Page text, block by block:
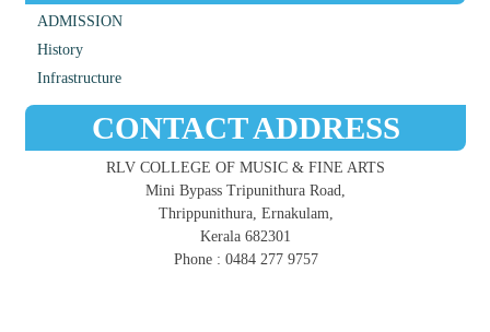
ADMISSION
History
Infrastructure
CONTACT ADDRESS
RLV COLLEGE OF MUSIC & FINE ARTS
Mini Bypass Tripunithura Road,
Thrippunithura, Ernakulam,
Kerala 682301
Phone : 0484 277 9757